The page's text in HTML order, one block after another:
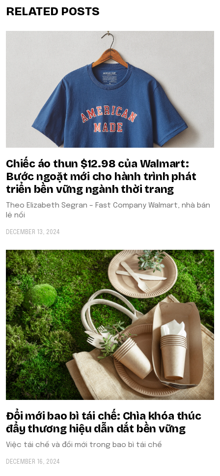
RELATED POSTS
Chiếc áo thun $12.98 của Walmart:
Bước ngoặt mới cho hành trình phát
triển bền vững ngành thời trang
Theo Elizabeth Segran – Fast Company Walmart, nhà bán
lẻ nổi
DECEMBER 13, 2024
Đổi mới bao bì tái chế: Chìa khóa thúc
đẩy thương hiệu dẫn dắt bền vững
Việc tái chế và đổi mới trong bao bì tái chế
DECEMBER 16, 2024